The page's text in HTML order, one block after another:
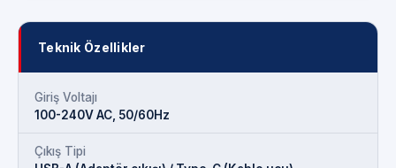
Teknik Özellikler
Giriş Voltajı
100-240V AC, 50/60Hz
Çıkış Tipi